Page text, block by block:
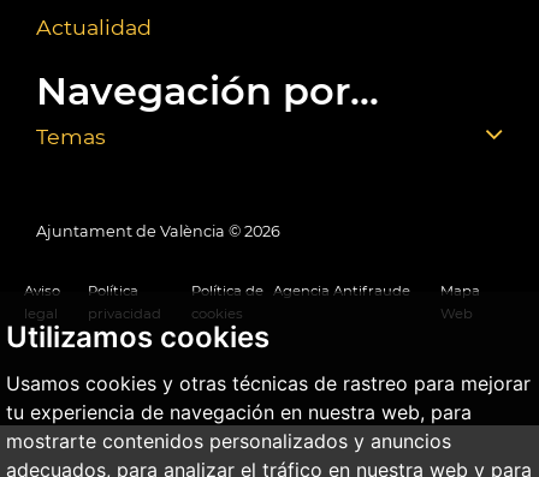
Utilizamos cookies
Usamos cookies y otras técnicas de rastreo para mejorar
tu experiencia de navegación en nuestra web, para
mostrarte contenidos personalizados y anuncios
adecuados, para analizar el tráfico en nuestra web y para
Actualidad
Navegación por...
Temas
Ajuntament de València © 2026
Aviso
legal
Política
privacidad
Política de
cookies
Agencia Antifraude
Mapa
Web